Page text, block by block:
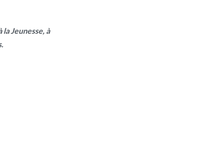
Jeunesse, à